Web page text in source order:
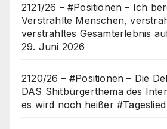
2121/26 – #Positionen – Ich
Verstrahlte Menschen,
verstrahltes Gesamterlebnis
29. Juni 2026
2120/26 – #Positionen – Die
DAS Shitbürgerthema des
es wird noch heißer #Tageslied